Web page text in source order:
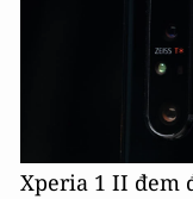
Xperia 1 II đem